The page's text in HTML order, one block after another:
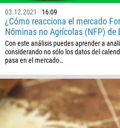
03.12.2021 16:09
¿Cómo reacciona el mercado
Nóminas no Agrícolas (NFP) de
Con este análisis puedes aprender a
considerando no sólo los datos del
pasa en el mercado…